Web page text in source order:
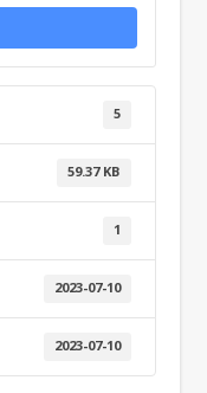
5
59.37 KB
1
2023-07-10
2023-07-10